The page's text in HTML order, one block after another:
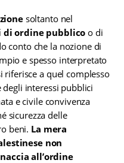
soltanto nel
di ordine pubblico o di
conto che la nozione di
e spesso interpretato
riferisce a quel complesso
interessi pubblici
e civile convivenza
sicurezza delle
beni. La mera
non
all’ordine